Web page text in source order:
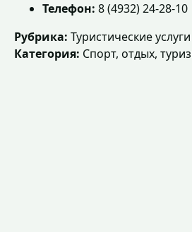
Телефон: 8 (4932) 24-28-10
Рубрика: Туристические услуги
Категория: Спорт, отдых,